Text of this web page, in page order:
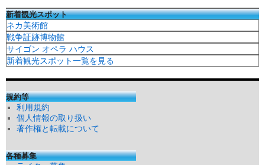
新着観光スポット
ネカ美術館
戦争証跡博物館
サイゴン オペラ ハウス
新着観光スポット一覧を見る
規約等
利用規約
個人情報の取り扱い
著作権と転載について
各種募集